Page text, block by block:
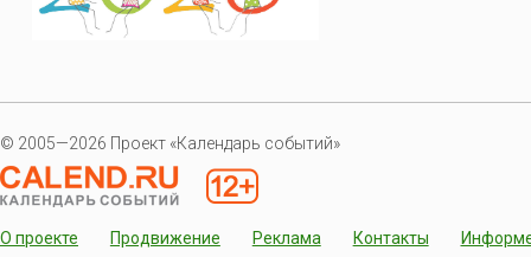
© 2005—2026 Проект «Календарь событий»
О проекте Продвижение Реклама Контакты